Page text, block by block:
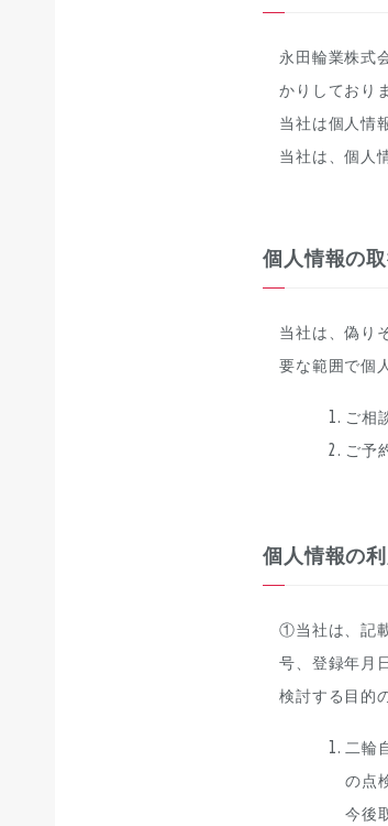
永田輪業株式
かりしており
当社は個人情
当社は、個人
個人情報の
当社は、偽り
要な範囲で個
ご相
ご予
個人情報の
①当社は、記
号、登録年月
検討する目的
二輪
の点
今後